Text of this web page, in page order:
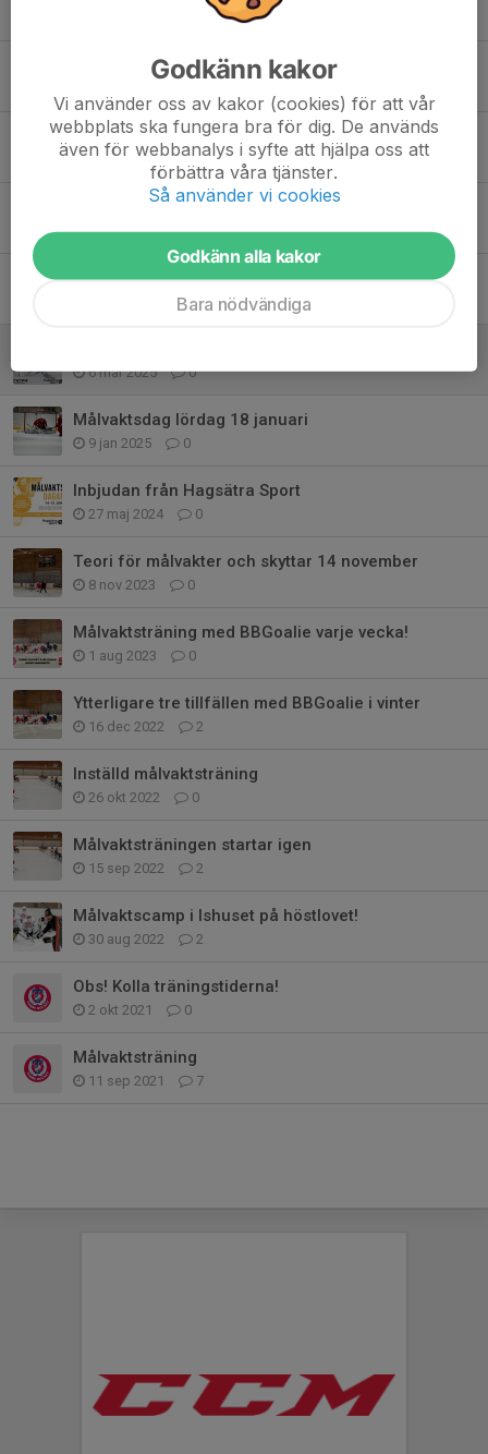
Målvaktsdagar hos Hagsätra Sport
Skyttar till målvaktsträningar
1 sep 2025 0
Målvaktsträningar 2025/2026
16 aug 2025 0
Målvaktsdagar på Hagsätra Sport
0
6 mar 2025 0
Målvaktsdag lördag 18 januari
9 jan 2025 0
Inbjudan från Hagsätra Sport
27 maj 2024 0
Teori för målvakter och skyttar 14 november
8 nov 2023 0
Målvaktsträning med BBGoalie varje vecka!
1 aug 2023 0
Ytterligare tre tillfällen med BBGoalie i vinter
16 dec 2022 2
Inställd målvaktsträning
26 okt 2022 0
Målvaktsträningen startar igen
15 sep 2022 2
Målvaktscamp i Ishuset på höstlovet!
30 aug 2022 2
Obs! Kolla träningstiderna!
2 okt 2021 0
Målvaktsträning
11 sep 2021 7
Godkänn kakor
Vi använder oss av kakor (cookies) för att vår
webbplats ska fungera bra för dig. De används
även för webbanalys i syfte att hjälpa oss att
förbättra våra tjänster.
Så använder vi cookies
Godkänn alla kakor
Bara nödvändiga